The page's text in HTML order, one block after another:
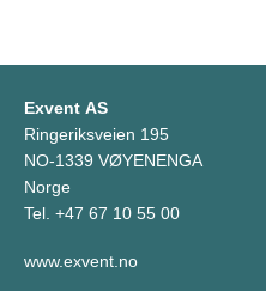
Exvent AS
Ringeriksveien 195
NO-1339 VØYENENGA
Norge
Tel. +47 67 10 55 00
www.exvent.no